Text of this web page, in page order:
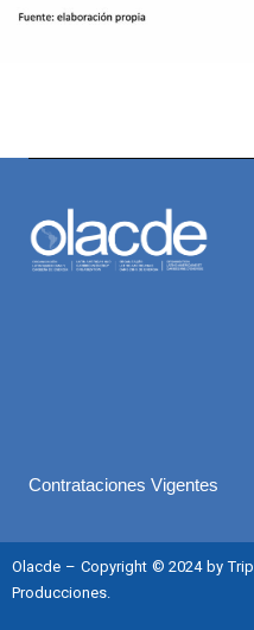
Contrataciones Vigentes
Olacde – Copyright © 2024 by Trip
Producciones.